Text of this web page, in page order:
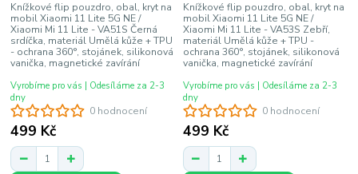
0 hodnocení
Knížkové flip pouzdro, obal, kryt na
mobil Xiaomi 11 Lite 5G NE /
Xiaomi Mi 11 Lite - VA51S Černá
srdíčka, materiál Umělá kůže + TPU
- ochrana 360°, stojánek, silikonová
vanička, magnetické zavírání
499 Kč
Vyrobíme pro vás | Odesíláme za 2-3
dny
0 hodnocení
Knížkové flip pouzdro, obal, kryt na
mobil Xiaomi 11 Lite 5G NE /
Xiaomi Mi 11 Lite - VA53S Zebří,
materiál Umělá kůže + TPU -
ochrana 360°, stojánek, silikonová
vanička, magnetické zavírání
499 Kč
Vyrobíme pro vás | Odesíláme za 2-3
dny